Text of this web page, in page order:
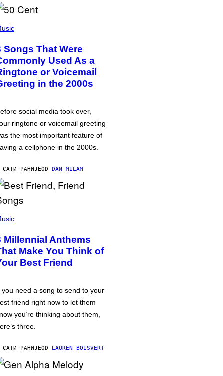
Songs That Were
Used As a
or Voicemail
in the 2000s
social media took over,
ringtone or voicemail greeting
the most important feature of
a cellphone in the 2000s.
САТИ РАНИЈЕOD DAN MILAM
Millennial Anthems
Make You Think of
Best Friend
you need a song to send to your
friend right now to let them
you’re thinking about them,
three.
САТИ РАНИЈЕOD LAUREN BOISVERT